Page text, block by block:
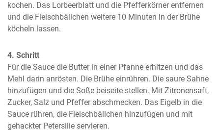
kochen. Das Lorbeerblatt und die Pfefferkörner entfernen
und die Fleischbällchen weitere 10 Minuten in der Brühe
köcheln lassen.
4. Schritt
Für die Sauce die Butter in einer Pfanne erhitzen und das
Mehl darin anrösten. Die Brühe einrühren. Die saure Sahne
hinzufügen und die Soße beiseite stellen. Mit Zitronensaft,
Zucker, Salz und Pfeffer abschmecken. Das Eigelb in die
Sauce rühren, die Fleischbällchen hinzufügen und mit
gehackter Petersilie servieren.